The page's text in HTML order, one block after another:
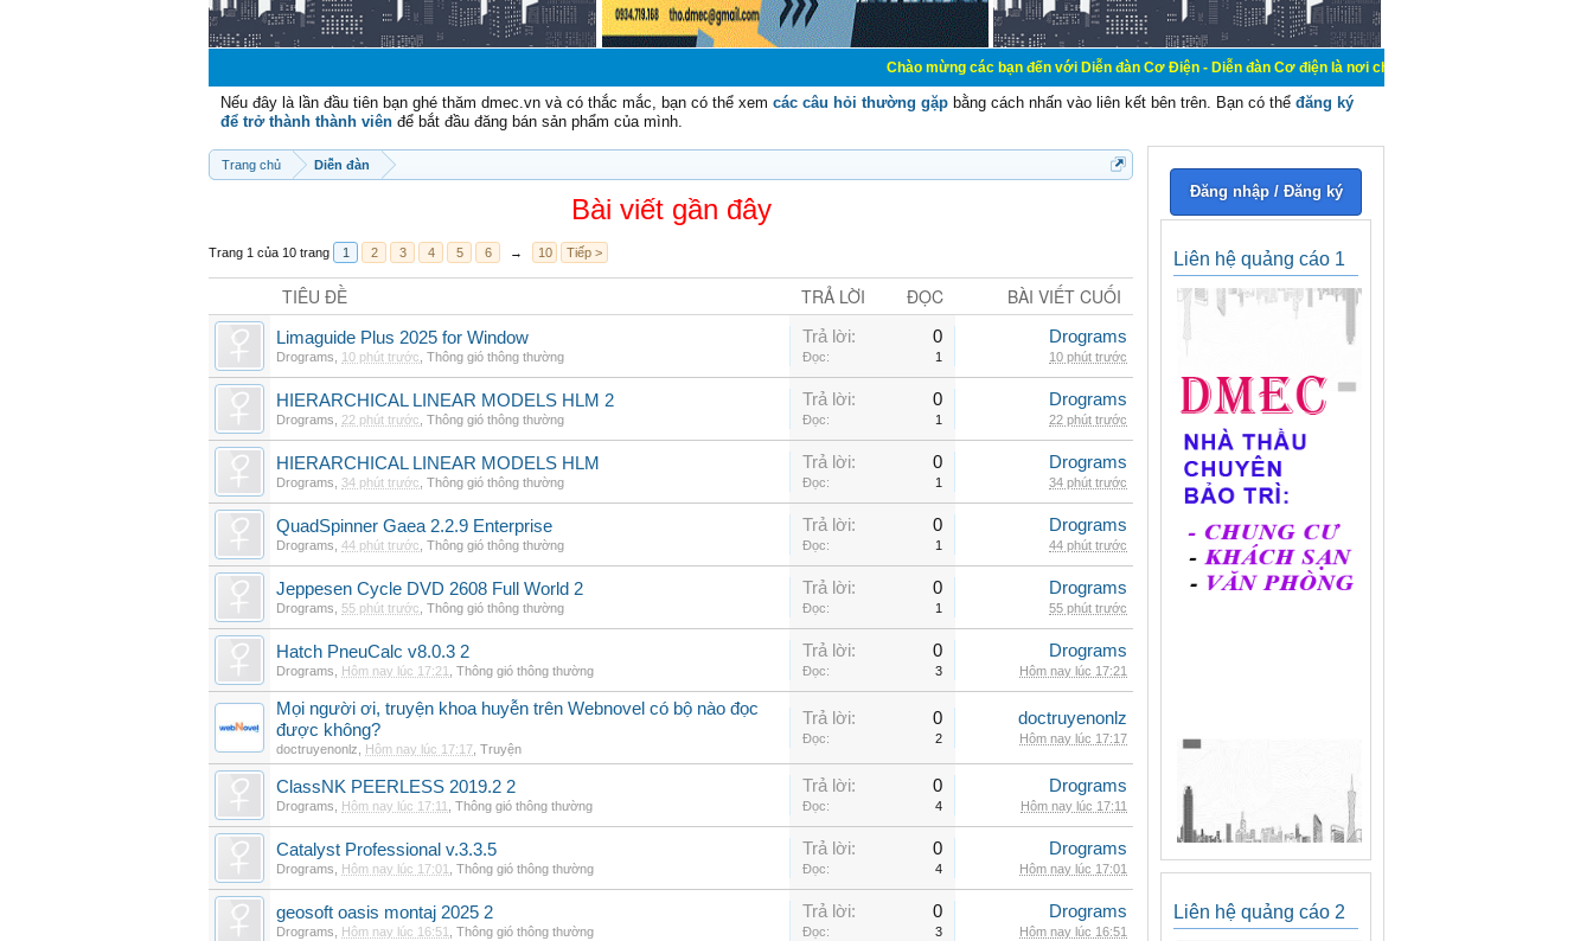
Chào mừng các bạn đến với Diễn đàn Cơ Điện - Diễn đàn Cơ điện là nơi chia sẽ kiến thức kinh nghiệm trong
Nếu đây là lần đầu tiên bạn ghé thăm dmec.vn và có thắc mắc, bạn có thể xem các câu hỏi thường gặp bằng cách nhấn vào liên kết bên trên. Bạn có thể đăng ký
để trở thành thành viên để bắt đầu đăng bán sản phẩm của mình.
Trang chủ Diễn đàn
Bài viết gần đây
Trang 1 của 10 trang 1 2 3 4 5 6 → 10 Tiếp >
TIÊU ĐỀ TRẢ LỜI ĐỌC BÀI VIẾT CUỐI
Limaguide Plus 2025 for Window
Drograms 10 phút trước Thông gió thông thường
Trả lời: 0
Đọc: 1
Drograms
10 phút trước
HIERARCHICAL LINEAR MODELS HLM 2
Drograms 22 phút trước Thông gió thông thường
Trả lời: 0
Đọc: 1
Drograms
22 phút trước
HIERARCHICAL LINEAR MODELS HLM
Drograms 34 phút trước Thông gió thông thường
Trả lời: 0
Đọc: 1
Drograms
34 phút trước
QuadSpinner Gaea 2.2.9 Enterprise
Drograms 44 phút trước Thông gió thông thường
Trả lời: 0
Đọc: 1
Drograms
44 phút trước
Jeppesen Cycle DVD 2608 Full World 2
Drograms 55 phút trước Thông gió thông thường
Trả lời: 0
Đọc: 1
Drograms
55 phút trước
Hatch PneuCalc v8.0.3 2
Drograms Hôm nay lúc 17:21 Thông gió thông thường
Trả lời: 0
Đọc: 3
Drograms
Hôm nay lúc 17:21
Mọi người ơi, truyện khoa huyễn trên Webnovel có bộ nào đọc
được không?
doctruyenonlz Hôm nay lúc 17:17 Truyện
Trả lời: 0
Đọc: 2
doctruyenonlz
Hôm nay lúc 17:17
ClassNK PEERLESS 2019.2 2
Drograms Hôm nay lúc 17:11 Thông gió thông thường
Trả lời: 0
Đọc: 4
Drograms
Hôm nay lúc 17:11
Catalyst Professional v.3.3.5
Drograms Hôm nay lúc 17:01 Thông gió thông thường
Trả lời: 0
Đọc: 4
Drograms
Hôm nay lúc 17:01
geosoft oasis montaj 2025 2
Drograms Hôm nay lúc 16:51 Thông gió thông thường
Trả lời: 0
Đọc: 3
Drograms
Hôm nay lúc 16:51
Đăng nhập / Đăng ký
Liên hệ quảng cáo 1
Liên hệ quảng cáo 2